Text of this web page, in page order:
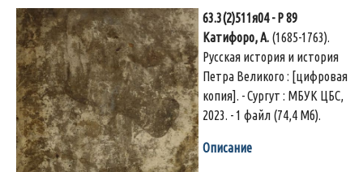
63.3(2)511я04 - Р 89
Катифоро, А. (1685-1763).
Русская история и история
Петра Великого : [цифровая
копия]. - Сургут : МБУК ЦБС,
2023. - 1 файл (74,4 Мб).
Описание